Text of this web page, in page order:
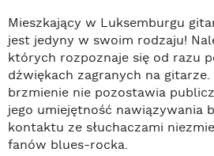
Mieszkający w Luksemburgu
jest jedyny w swoim rodzaju!
których rozpoznaje się od razu
dźwiękach zagranych na
brzmienie nie pozostawia
jego umiejętność nawiązywania
kontaktu ze słuchaczami
fanów blues-rocka.